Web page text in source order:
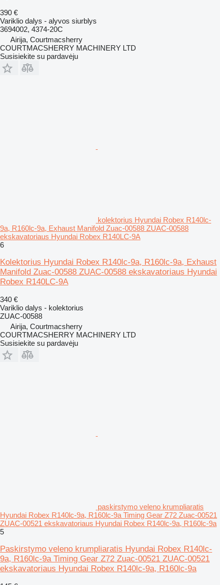
390 €
Variklio dalys - alyvos siurblys
3694002, 4374-20C
Airija, Courtmacsherry
COURTMACSHERRY MACHINERY LTD
Susisiekite su pardavėju
kolektorius Hyundai Robex R140lc-
9a, R160lc-9a, Exhaust Manifold Zuac-00588 ZUAC-00588
ekskavatoriaus Hyundai Robex R140LC-9A
6
Kolektorius Hyundai Robex R140lc-9a, R160lc-9a, Exhaust
Manifold Zuac-00588 ZUAC-00588 ekskavatoriaus Hyundai
Robex R140LC-9A
340 €
Variklio dalys - kolektorius
ZUAC-00588
Airija, Courtmacsherry
COURTMACSHERRY MACHINERY LTD
Susisiekite su pardavėju
paskirstymo veleno krumpliaratis
Hyundai Robex R140lc-9a, R160lc-9a Timing Gear Z72 Zuac-00521
ZUAC-00521 ekskavatoriaus Hyundai Robex R140lc-9a, R160lc-9a
5
Paskirstymo veleno krumpliaratis Hyundai Robex R140lc-
9a, R160lc-9a Timing Gear Z72 Zuac-00521 ZUAC-00521
ekskavatoriaus Hyundai Robex R140lc-9a, R160lc-9a